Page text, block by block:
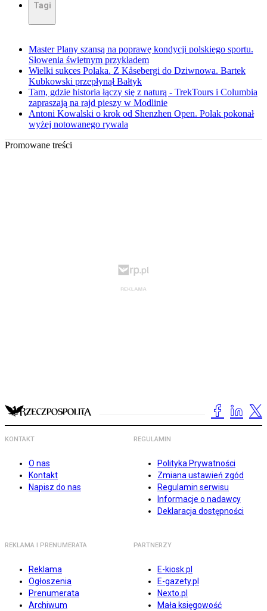
Tagi
Master Plany szansą na poprawę kondycji polskiego sportu.
Słowenia świetnym przykładem
Wielki sukces Polaka. Z Kåsebergi do Dziwnowa. Bartek
Kubkowski przepłynął Bałtyk
Tam, gdzie historia łączy się z naturą - TrekTours i Columbia
zapraszają na rajd pieszy w Modlinie
Antoni Kowalski o krok od Shenzhen Open. Polak pokonał
wyżej notowanego rywala
Promowane treści
KONTAKT
O nas
Kontakt
Napisz do nas
REGULAMIN
Polityka Prywatności
Zmiana ustawień zgód
Regulamin serwisu
Informacje o nadawcy
Deklaracja dostępności
REKLAMA I PRENUMERATA
Reklama
Ogłoszenia
Prenumerata
Archiwum
PARTNERZY
E-kiosk.pl
E-gazety.pl
Nexto.pl
Mała księgowość